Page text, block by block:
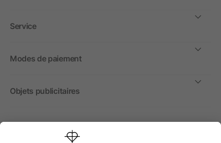
Service
Modes de paiement
Objets publicitaires
International